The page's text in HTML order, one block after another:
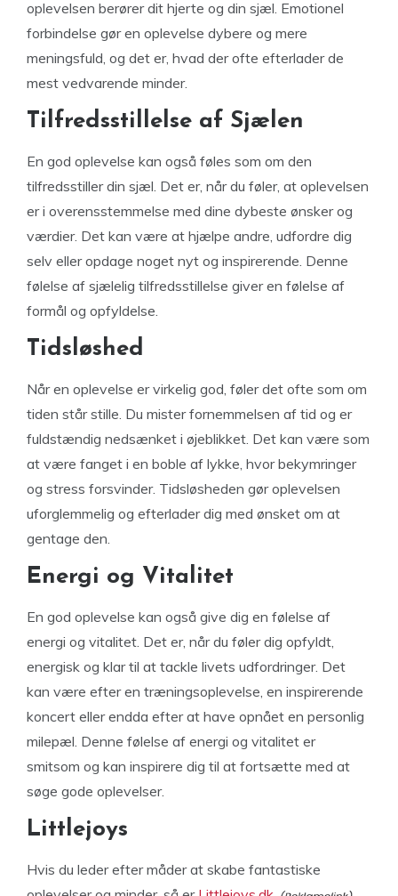
oplevelsen berører dit hjerte og din sjæl. Emotionel
forbindelse gør en oplevelse dybere og mere
meningsfuld, og det er, hvad der ofte efterlader de
mest vedvarende minder.
Tilfredsstillelse af Sjælen
En god oplevelse kan også føles som om den
tilfredsstiller din sjæl. Det er, når du føler, at oplevelsen
er i overensstemmelse med dine dybeste ønsker og
værdier. Det kan være at hjælpe andre, udfordre dig
selv eller opdage noget nyt og inspirerende. Denne
følelse af sjælelig tilfredsstillelse giver en følelse af
formål og opfyldelse.
Tidsløshed
Når en oplevelse er virkelig god, føler det ofte som om
tiden står stille. Du mister fornemmelsen af tid og er
fuldstændig nedsænket i øjeblikket. Det kan være som
at være fanget i en boble af lykke, hvor bekymringer
og stress forsvinder. Tidsløsheden gør oplevelsen
uforglemmelig og efterlader dig med ønsket om at
gentage den.
Energi og Vitalitet
En god oplevelse kan også give dig en følelse af
energi og vitalitet. Det er, når du føler dig opfyldt,
energisk og klar til at tackle livets udfordringer. Det
kan være efter en træningsoplevelse, en inspirerende
koncert eller endda efter at have opnået en personlig
milepæl. Denne følelse af energi og vitalitet er
smitsom og kan inspirere dig til at fortsætte med at
søge gode oplevelser.
Littlejoys
Hvis du leder efter måder at skabe fantastiske